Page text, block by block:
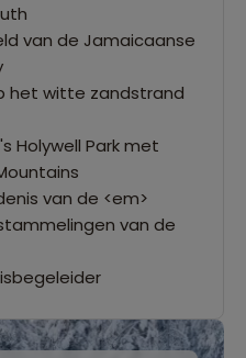
van de Jamaicaanse
het witte zandstrand
Holywell Park met
van de <em>
van de